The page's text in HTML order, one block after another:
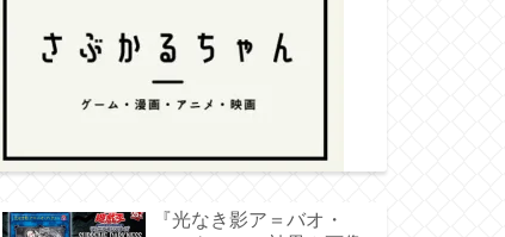
『光なき影ア＝バオ・